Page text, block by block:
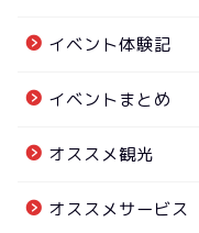
イベント体験記
イベントまとめ
オススメ観光
オススメサービス